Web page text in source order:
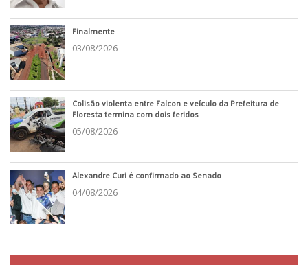
Finalmente
03/08/2026
Colisão violenta entre Falcon e veículo da Prefeitura de
Floresta termina com dois feridos
05/08/2026
Alexandre Curi é confirmado ao Senado
04/08/2026